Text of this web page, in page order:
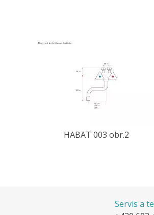
HABAT 003 obr.2
Servis a